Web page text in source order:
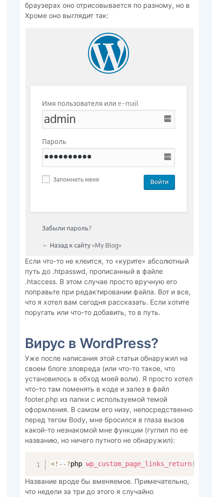
браузерах оно отрисовывается по разному, но в
Хроме оно выглядит так:
Если что-то не клеится, то «курите» абсолютный
путь до .htpasswd, прописанный в файле
.htaccess. В этом случае просто вручную его
поправьте при редактировании файла. Вот и все,
что я хотел вам сегодня рассказать. Если хотите
поругать или что-то добавить, то в путь.
Вирус в WordPress?
Уже после написания этой статьи обнаружил на
своем блоге зловреда (или что-то такое, что
установилось в обход моей воли). Я просто хотел
что-то там поменять в коде и залез в файл
footer.php из папки с используемой темой
оформления. В самом его низу, непосредственно
перед тегом Body, мне бросился в глаза вызов
какой-то незнакомой мне функции (гуглил по ее
названию, но ничего путного не обнаружил):
<! --?php wp_custom_page_links_return(
Название вроде бы вменяемое. Примечательно,
что недели за три до этого я случайно